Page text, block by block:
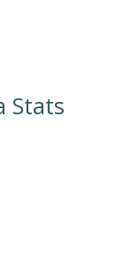
Stats